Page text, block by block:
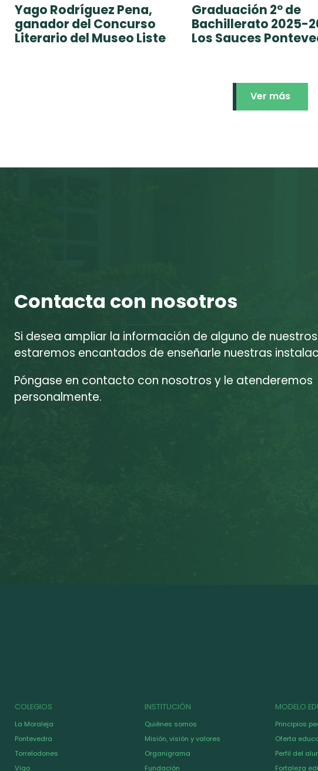
Yago Rodríguez Pena,
ganador del Concurso
Literario del Museo Liste
Graduación 2º de
Bachillerato 2025-
Los Sauces
Ver más
Contacta con nosotros
Si desea ampliar la información de alguno de
estaremos encantados de enseñarle nuestras
Póngase en contacto con nosotros y le atenderemos
personalmente.
COLEGIOS
La Moraleja
Pontevedra
Torrelodones
Vigo
INSTITUCIÓN
Quiénes somos
Misión, visión y valores
Organigrama
Fundación
MODELO
Principios
Oferta
Perfil del
Fortaleza